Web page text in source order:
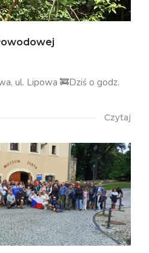
ul. Lipowa 🚒Dziś o godz.
Czytaj